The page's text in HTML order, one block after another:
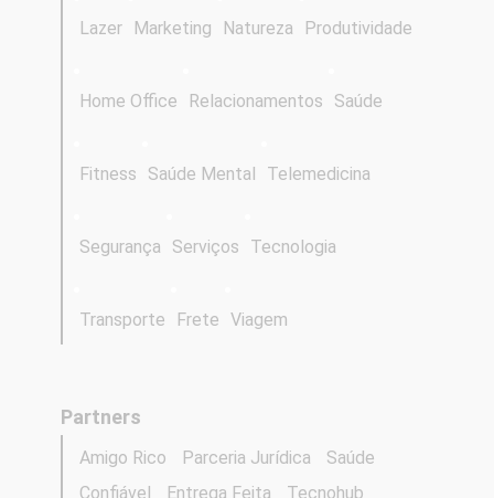
Lazer Marketing Natureza Produtividade
Home Office Relacionamentos Saúde
Fitness Saúde Mental Telemedicina
Segurança Serviços Tecnologia
Transporte Frete Viagem
Partners
Amigo Rico Parceria Jurídica
Saúde
Confiável
Entrega Feita Tecnohub